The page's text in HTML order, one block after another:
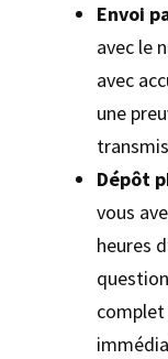
Envoi
avec le
avec
une
Dépôt
vous
heures